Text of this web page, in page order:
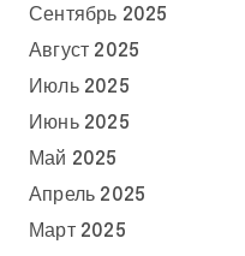
Сентябрь 2025
Август 2025
Июль 2025
Июнь 2025
Май 2025
Апрель 2025
Март 2025